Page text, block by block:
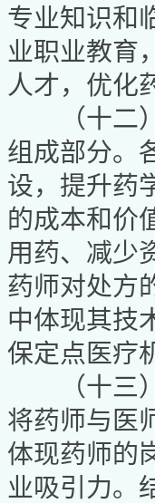
专业知识和
业职业教育
人才，优化
（十二）
组成部分。
设，提升药
的成本和价
用药、减少
药师对处方
中体现其技
保定点医疗
（十三）
将药师与医
体现药师的
业吸引力。